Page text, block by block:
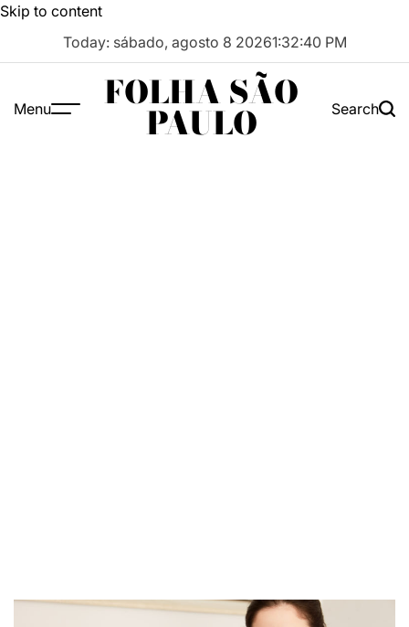
Skip to content
Today: sábado, agosto 8 20261:32:41 PM
Menu FOLHA SÃO
PAULO Search